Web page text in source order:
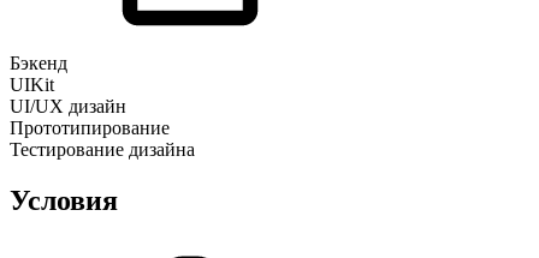
Бэкенд
UIKit
UI/UX дизайн
Прототипирование
Тестирование дизайна
Условия